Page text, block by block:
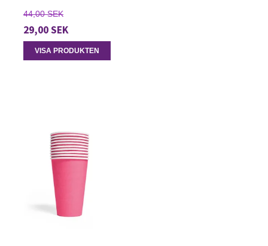
44,00 SEK
29,00 SEK
VISA PRODUKTEN